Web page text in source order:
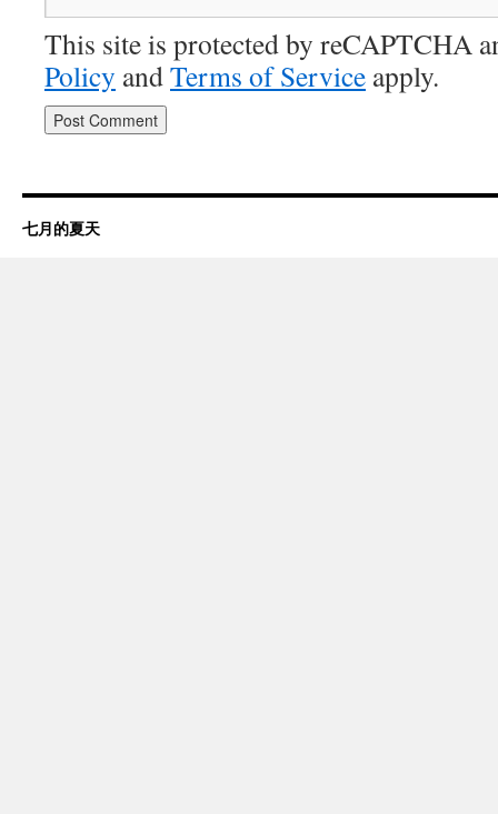
This site is protected by reCAPTCHA
Policy andTerms of Service apply.
七月的夏天